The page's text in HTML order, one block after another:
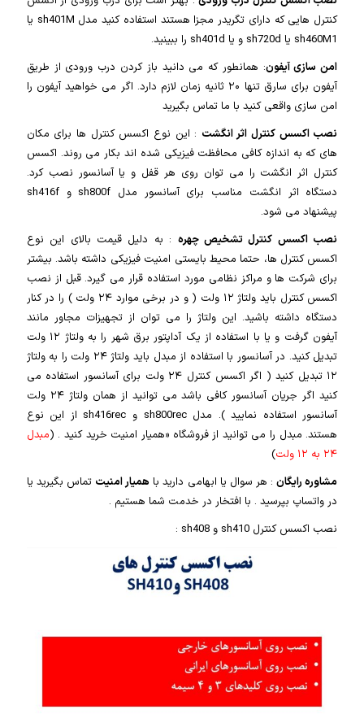
کنترل هایی که دارای تگریدر مجزا هستند استفاده کنید مدل sh401M یا
sh460M1 یا sh720d و یا sh401d را ببینید.
امن سازی آیفون: همانطور که می دانید باز کردن درب ورودی از طریق
آیفون برای سارق تنها ۲۰ ثانیه زمان لازم دارد. اگر می خواهید آیفون را
امن سازی واقعی کنید با ما تماس بگیرید
نصب اکسس کنترل اثر انگشت : این نوع اکسس کنترل ها برای مکان
های که به اندازه کافی محافظت فیزیکی شده اند بکار می روند. اکسس
کنترل اثر انگشت را می توان روی هر قفل و یا آسانسور نصب کرد.
دستگاه اثر انگشت مناسب برای آسانسور مدل sh800f و sh416f
پیشنهاد می شود.
نصب اکسس کنترل تشخیص چهره : به دلیل قیمت بالای این نوع
اکسس کنترل ها، حتما محیط بایستی امنیت فیزیکی داشته باشد. بیشتر
برای شرکت ها و مراکز نظامی مورد استفاده قرار می گیرد. قبل از نصب
اکسس کنترل باید ولتاژ ۱۲ ولت ( و در برخی موارد ۲۴ ولت ) را در کنار
دستگاه داشته باشید. این ولتاژ را می توان از تجهیزات مجاور مانند
آیفون گرفت و یا با استفاده از یک آداپتور برق شهر را به ولتاژ ۱۲ ولت
تبدیل کنید. در آسانسور با استفاده از مبدل باید ولتاژ ۲۴ ولت را به ولتاژ
۱۲ تبدیل کنید ( اگر اکسس کنترل ۲۴ ولت برای آسانسور استفاده می
کنید اگر جریان آسانسور کافی باشد می توانید از همان ولتاژ ۲۴ ولت
آسانسور استفاده نمایید ). مدل sh800rec و sh416rec از این نوع
هستند. مبدل را می توانید از فروشگاه «همیار امنیت خرید کنید . (مبدل
۲۴ به ۱۲ ولت
)
مشاوره رایگان: هر سوال یا ابهامی دارید با همیار امنیت تماس بگیرید یا
در واتساپ بپرسید . با افتخار در خدمت شما هستیم .
نصب اکسس کنترل sh410 و sh408 :